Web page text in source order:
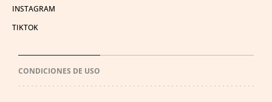
INSTAGRAM
TIKTOK
CONDICIONES DE USO